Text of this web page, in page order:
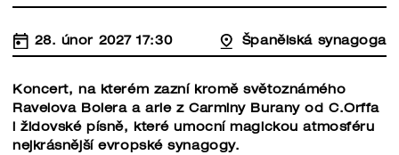
28. únor 2027 17:30 Španělská synagoga
Koncert, na kterém zazní kromě světoznámého
Ravelova Bolera a arie z Carminy Burany od C.Orffa
i židovské písně, které umocní magickou atmosféru
nejkrásnější evropské synagogy.